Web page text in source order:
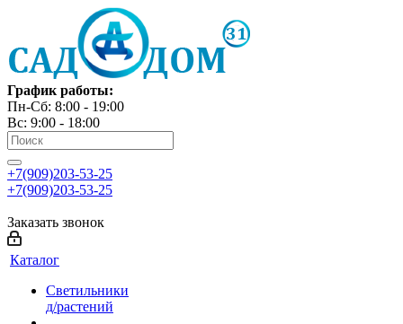
График работы:
Пн-Сб: 8:00 - 19:00
Вс: 9:00 - 18:00
+7(909)203-53-25
+7(909)203-53-25
Заказать звонок
Каталог
Светильники
д/растений